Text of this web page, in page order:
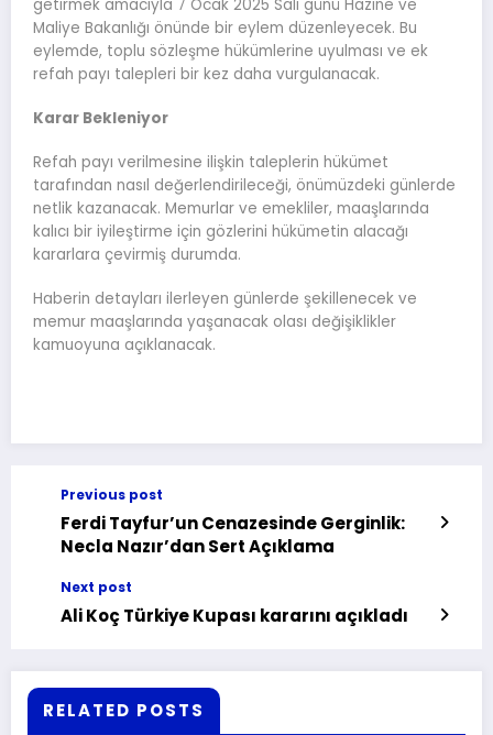
getirmek amacıyla 7 Ocak 2025 Salı günü Hazine ve
Maliye Bakanlığı önünde bir eylem düzenleyecek. Bu
eylemde, toplu sözleşme hükümlerine uyulması ve ek
refah payı talepleri bir kez daha vurgulanacak.
Karar Bekleniyor
Refah payı verilmesine ilişkin taleplerin hükümet
tarafından nasıl değerlendirileceği, önümüzdeki günlerde
netlik kazanacak. Memurlar ve emekliler, maaşlarında
kalıcı bir iyileştirme için gözlerini hükümetin alacağı
kararlara çevirmiş durumda.
Haberin detayları ilerleyen günlerde şekillenecek ve
memur maaşlarında yaşanacak olası değişiklikler
kamuoyuna açıklanacak.
Previous post
Ferdi Tayfur’un Cenazesinde Gerginlik:
Necla Nazır’dan Sert Açıklama
Next post
Ali Koç Türkiye Kupası kararını açıkladı
RELATED POSTS